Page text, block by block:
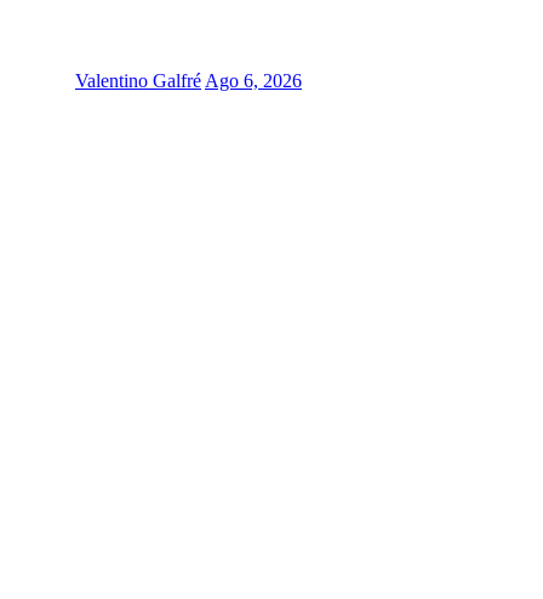
Valentino Galfré Ago 6, 2026